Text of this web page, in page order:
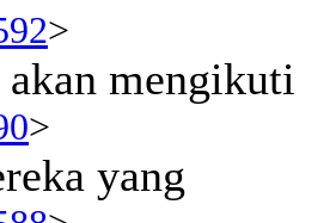
>
mengikuti
>
yang